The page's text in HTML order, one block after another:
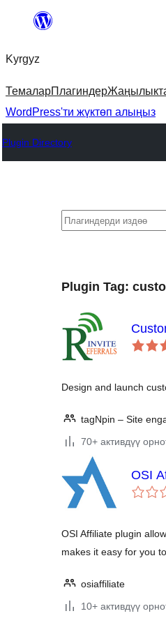
Мазмунга
Kyrgyz
ТемаларПлагиндер
WordPress'ти жүктөп алыңыз
Plugin Directory
Издөө
Plugin Tag:
Design and launch
tagNpin – Site
70+ активдүү
OSI
OSI Affiliate plugin
makes it easy for you
osiaffiliate
10+ активдүү